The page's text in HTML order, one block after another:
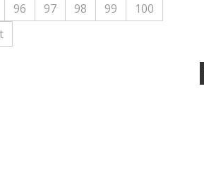
96 97 98 99
100